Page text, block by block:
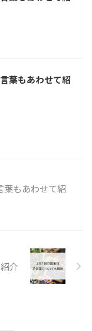
葉もあわせて紹
葉もあわせて紹
介